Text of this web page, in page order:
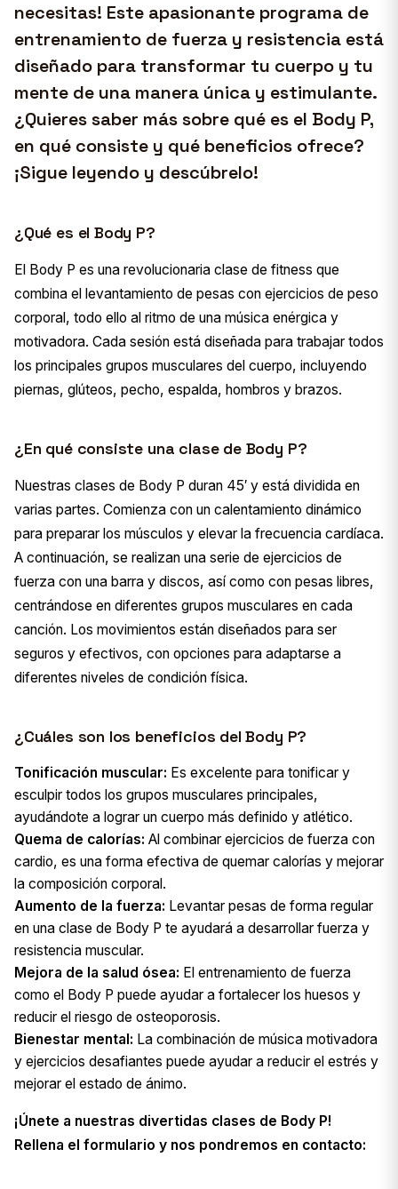
necesitas! Este apasionante programa de
entrenamiento de fuerza y resistencia está
diseñado para transformar tu cuerpo y tu
mente de una manera única y estimulante.
¿Quieres saber más sobre qué es el Body P,
en qué consiste y qué beneficios ofrece?
¡Sigue leyendo y descúbrelo!
¿Qué es el Body P?
El Body P es una revolucionaria clase de fitness que
combina el levantamiento de pesas con ejercicios de peso
corporal, todo ello al ritmo de una música enérgica y
motivadora. Cada sesión está diseñada para trabajar todos
los principales grupos musculares del cuerpo, incluyendo
piernas, glúteos, pecho, espalda, hombros y brazos.
¿En qué consiste una clase de Body P?
Nuestras clases de Body P duran 45′ y está dividida en
varias partes. Comienza con un calentamiento dinámico
para preparar los músculos y elevar la frecuencia cardíaca.
A continuación, se realizan una serie de ejercicios de
fuerza con una barra y discos, así como con pesas libres,
centrándose en diferentes grupos musculares en cada
canción. Los movimientos están diseñados para ser
seguros y efectivos, con opciones para adaptarse a
diferentes niveles de condición física.
¿Cuáles son los beneficios del Body P?
Tonificación muscular: Es excelente para tonificar y
esculpir todos los grupos musculares principales,
ayudándote a lograr un cuerpo más definido y atlético.
Quema de calorías: Al combinar ejercicios de fuerza con
cardio, es una forma efectiva de quemar calorías y mejorar
la composición corporal.
Aumento de la fuerza: Levantar pesas de forma regular
en una clase de Body P te ayudará a desarrollar fuerza y
resistencia muscular.
Mejora de la salud ósea: El entrenamiento de fuerza
como el Body P puede ayudar a fortalecer los huesos y
reducir el riesgo de osteoporosis.
Bienestar mental: La combinación de música motivadora
y ejercicios desafiantes puede ayudar a reducir el estrés y
mejorar el estado de ánimo.
¡Únete a nuestras divertidas clases de Body P!
Rellena el formulario y nos pondremos en contacto: